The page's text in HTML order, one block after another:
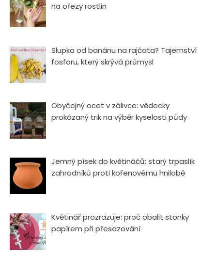
na ořezy rostlin
Slupka od banánu na rajčata? Tajemství
fosforu, který skrývá průmysl
Obyčejný ocet v zálivce: vědecky
prokázaný trik na výběr kyselosti půdy
Jemný písek do květináčů: starý trpaslík
zahradníků proti kořenovému hnilobě
Květinář prozrazuje: proč obalit stonky
papírem při přesazování